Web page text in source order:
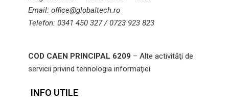
Email: office@globaltech.ro
Telefon: 0341 450 327 / 0723 923 823
COD CAEN PRINCIPAL 6209 – Alte activităţi de
servicii privind tehnologia informaţiei
INFO UTILE